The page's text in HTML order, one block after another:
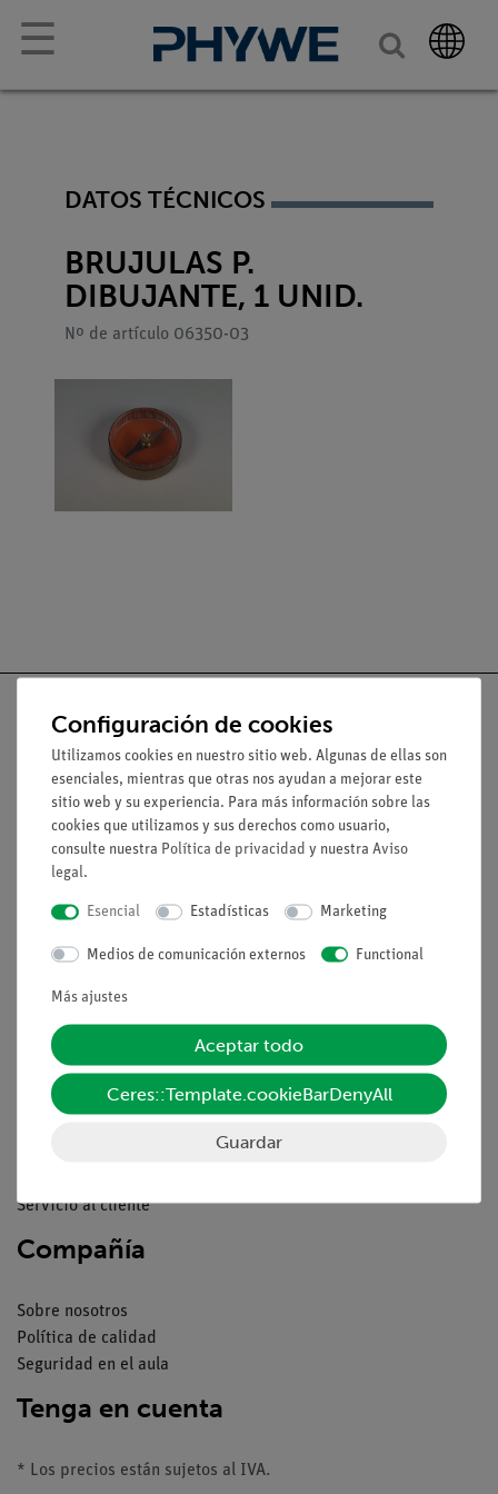
☰
DATOS TÉCNICOS
BRUJULAS P.
DIBUJANTE, 1 UNID.
Nº de artículo 06350-03
Nach oben
Aviso lega
Contacto
Declaración de privacidad
Pie de imprenta
Servicio
Resumen del servicio
Servicio al cliente
Compañía
Sobre nosotros
Política de calidad
Seguridad en el aula
Tenga en cuenta
* Los precios están sujetos al IVA.
Configuración de cookies
Utilizamos cookies en nuestro sitio web. Algunas de ellas son
esenciales, mientras que otras nos ayudan a mejorar este
sitio web y su experiencia. Para más información sobre las
cookies que utilizamos y sus derechos como usuario,
consulte nuestra Política de privacidad y nuestra Aviso
legal.
Esencial Estadísticas Marketing
Medios de comunicación externos Functional
Más ajustes
Aceptar todo
Ceres::Template.cookieBarDenyAll
Guardar